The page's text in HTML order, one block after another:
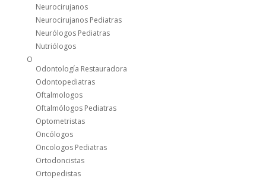
Neurocirujanos
Neurocirujanos Pediatras
Neurólogos Pediatras
Nutriólogos
O
Odontología Restauradora
Odontopediatras
Oftalmologos
Oftalmólogos Pediatras
Optometristas
Oncólogos
Oncologos Pediatras
Ortodoncistas
Ortopedistas